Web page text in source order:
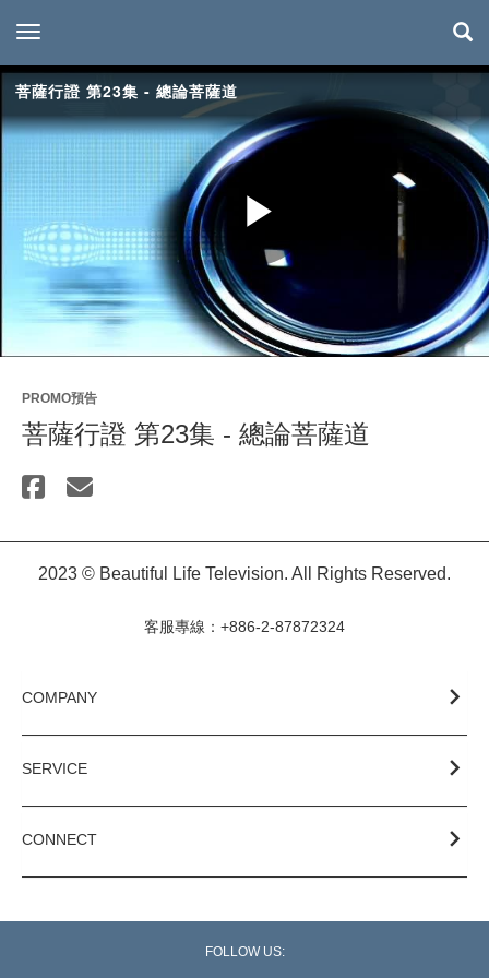
toggle navigation
菩薩行證 第23集 - 總論菩薩道
Play
Video
PROMO預告
菩薩行證 第23集 - 總論菩薩道
2023 © Beautiful Life Television. All Rights Reserved.
客服專線：+886-2-87872324
COMPANY
SERVICE
CONNECT
FOLLOW US: